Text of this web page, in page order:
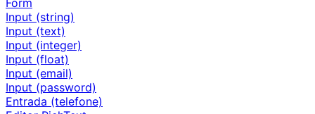
Form
Input (string)
Input (text)
Input (integer)
Input (float)
Input (email)
Input (password)
Entrada (telefone)